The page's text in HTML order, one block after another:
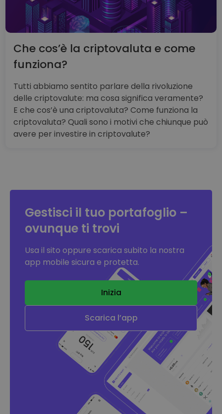
Che cos’è la criptovaluta e come
funziona?
Tutti abbiamo sentito parlare della rivoluzione
delle criptovalute: ma cosa significa veramente?
E che cos’è una criptovaluta? Come funziona la
criptovaluta? Quali sono i motivi che chiunque può
avere per investire in criptovalute?
Gestisci il tuo portafoglio –
ovunque ti trovi
Usa il sito oppure scarica subito la nostra
app mobile sicura e protetta.
Inizia
Scarica l’app